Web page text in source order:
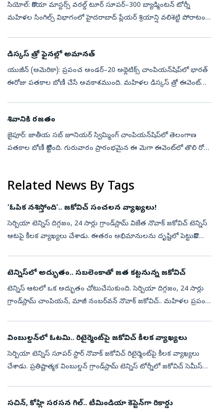
సియోల్‌: కొరియా మాస్టర్స్‌ వరల్డ్‌ టూర్‌ సూపర్‌–300 బ్యాడ్మింటన్‌ టోర్నీ
మహిళల సింగిల్స్‌ విభాగంలో హైదరాబాద్‌ ప్లేయర్‌ శ్రియాన్షి వలిశెట్టి పోరాటం
డిస్కస్‌ త్రో ఫైనల్లో అమానత్‌
యుజీన్‌ (అమెరికా): ప్రపంచ అండర్‌–20 అథ్లెటిక్స్‌ చాంపియన్‌షిప్‌లో భారత్‌
ఈరోజు పతకాల బోణీ చేసే అవకాశముంది. మహిళల డిస్కస్‌ త్రో ఈవెంట్‌లో
శివానికి రజతం
జైపూర్‌: జాతీయ సబ్‌ జూనియర్‌ స్విమ్మింగ్‌ చాంపియన్‌షిప్‌లో తెలంగాణ
పతకాల బోణీ కొట్టింది. గురువారం ప్రారంభమైన ఈ మెగా ఈవెంట్‌లో తొలి రోజు
Related News By Tags
‘ఓపిక నశిస్తోంది’.. జకోవిచ్‌ సంచలన వ్యాఖ్యలు!
సెర్బియా టెన్నిస్ దిగ్గ‌జం, 24 సార్లు గ్రాండ్‌స్లామ్ విజేత నొవాక్ జ‌కోవిచ్ టెన్నిస్
ఆట‌పై కీల‌క వ్యాఖ్య‌లు చేశాడు. ఈత‌రం అభిమానుల‌ను దృష్టిలో పెట్టుకొని
టెన్నిస్‌లో అద్భుతం.. స‌బ‌లెంకాతో జ‌త క‌ట్ట‌నున్న జ‌కోవిచ్‌
టెన్నిస్ ఆట‌లో ఒక అద్భుతం చోటుచేసుకుంది. సెర్బియా దిగ్గజం, 24 సార్లు
గ్రాండ్‌స్లామ్ చాంపియ‌న్, మాజీ నంబ‌ర్‌వ‌న్ నొవాక్ జ‌కోవిచ్‌.. మ‌హిళ‌ల ప్ర‌పంచ
వింబుల్డన్‌లో ఓటమి.. రిటైర్మెంట్‌పై జకోవిచ్ కీలక వ్యాఖ్యలు
సెర్బియా టెన్నిస్ సూప‌ర్ స్టార్ నొవాక్ జ‌కోవిచ్ రిటైర్మెంట్‌పై కీల‌క వ్యాఖ్య‌లు
చేశాడు. ప్ర‌తిష్టాత్మ‌క వింబుల్డ‌న్ గ్రాండ్‌స్లామ్ టెన్నిస్ టోర్నీలో జ‌కోవిచ్ సెమీస్‌లో
స‌చిన్‌, కోహ్లి స‌ర‌స‌న గిల్‌.. టీమిండియా కెప్టెన్‌గా రికార్డు